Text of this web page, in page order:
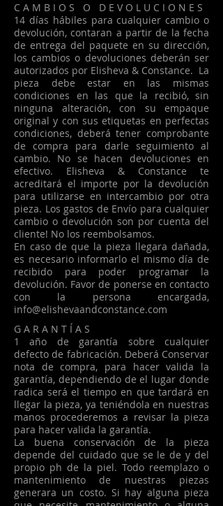
​​C A M B I O S O D E V O L U C I O N E S
14 días hábiles para cualquier cambio o
devolución, contaran a partir de la fecha
de entrega del paquete en su dirección,
los cambios o devoluciones deberán ser
autorizados por Elisheva & Constance. La
pieza debe estar en las mismas
condiciones en las que la recibió, sin
ninguna alteración, con su empaque
original y con sus etiquetas en perfectas
condiciones, deberá tener comprobante
de compra para darle seguimiento al
cambio. No se hacen devoluciones en
efectivo. Elisheva & Constance te
acreditará el importe por la devolución
para utilizarse en intercambio por otra
pieza. Los gastos de Envío para cualquier
cambio o devolución son por cuenta del
cliente! No los reembolsamos.
En caso de que la pieza llegara dañada,
es necesario informarlo el mismo día de
recibido para poder programar la
devolución. Favor de ponerse en contacto
con la persona encargada,
info@elishevaandconstance.com
G A R A N T Í A S
1 año de garantía sobre cualquier
defecto de fabricación. Deberá Conservar
nota de compra, para hacer valida la
garantía, dependiendo de el lugar donde
radica será el tiempo en que tardará en
llegar la pieza, ya teniéndola en nuestras
manos procederemos a revisar la pieza
para hacer valida la garantía.
La buena conservación de la pieza
depende del cuidado que se le de y del
propio ph de la piel. Todo reemplazo o
mantenimiento de nuestras piezas
generara un costo. Si hay alguna pieza